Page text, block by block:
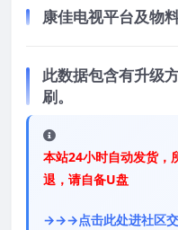
康佳电视平台及物
此数据包含有升级
刷。
本站24小时自动发货，
退，请自备U盘
→→→点击此处进社区